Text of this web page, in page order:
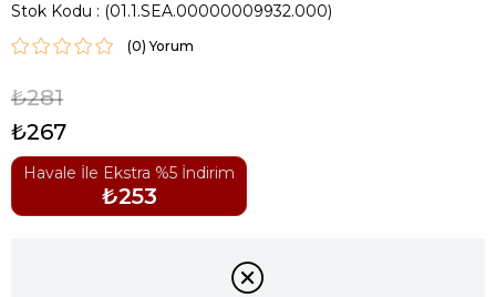
Stok Kodu (01.1.SEA.00000009932.000)
(0)
₺281
₺267
Havale İle Ekstra %5 İndirim
₺253